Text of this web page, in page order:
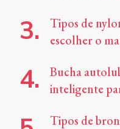
Tipos de
escolher o
Bucha
inteligente
Tipos de